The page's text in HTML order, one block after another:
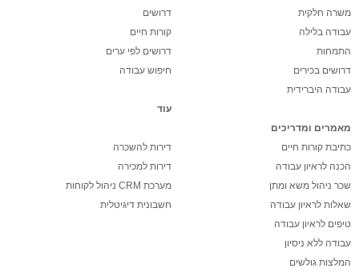
משרה חלקית
עבודה בלילה
התמחות
דרושים בכירים
עבודה היברידית
מאמרים ומדריכים
כתיבת קורות חיים
הכנה לראיון עבודה
שכר ניהול משא ומתן
שאלות לראיון עבודה
טיפים לראיון עבודה
עבודה ללא ניסיון
המלצות גולשים
דרושים
קורות חיים
דרושים לפי ערים
חיפוש עבודה
עוד
דירות להשכרה
דירות למכירה
מערכת CRM ניהול לקוחות
חשבונית דיגיטלית